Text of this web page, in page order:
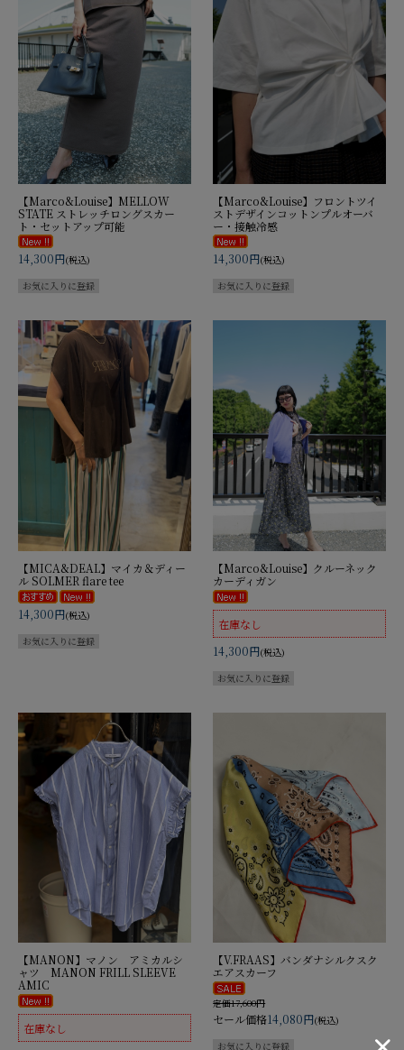
【Marco&Louise】MELLOW
STATE ストレッチロングスカー
ト・セットアップ可能
14,300円(税込)
【Marco&Louise】フロントツイ
ストデザインコットンプルオーバ
ー・接触冷感
14,300円(税込)
【MICA&DEAL】マイカ＆ディー
ル SOLMER flare tee
14,300円(税込)
【Marco&Louise】クルーネック
カーディガン
在庫なし
14,300円(税込)
【MANON】マノン アミカルシ
ャツ MANON FRILL SLEEVE
AMIC
在庫なし
【V.FRAAS】バンダナシルクスク
エアスカーフ
定価17,600円
セール価格14,080円(税込)